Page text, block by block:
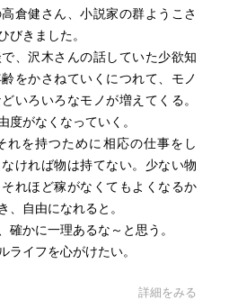
倉健さん、小説家の群ようこさ
びきました。
、沢木さんの話していた少欲知
をかさねていくにつれて、モノ
いろいろなモノが増えてくる。
度がなくなっていく。
れを持つために相応の仕事をし
ければ物は持てない。少ない物
れほど稼がなくてもよくなるか
、自由になれると。
確かに一理あるな～と思う。
ライフを心がけたい。
詳細をみる